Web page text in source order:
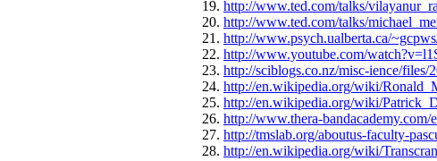
http://www.ted.com/talks/
http://www.ted.com/talks/
http://www.psych.ualberta.ca/
http://www.youtube.com/
http://sciblogs.co.nz/misc-ience/
http://en.wikipedia.org/wiki/
http://en.wikipedia.org/wiki/
http://www.thera-
http://tmslab.org/aboutus-faculty-
http://en.wikipedia.org/wiki/